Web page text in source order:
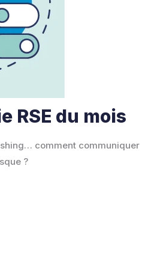
RSE du mois
comment communiquer
?